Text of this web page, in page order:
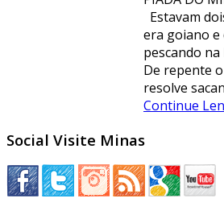
Estavam
era goiano
pescando
De repente
resolve
Continue
Social Visite Minas